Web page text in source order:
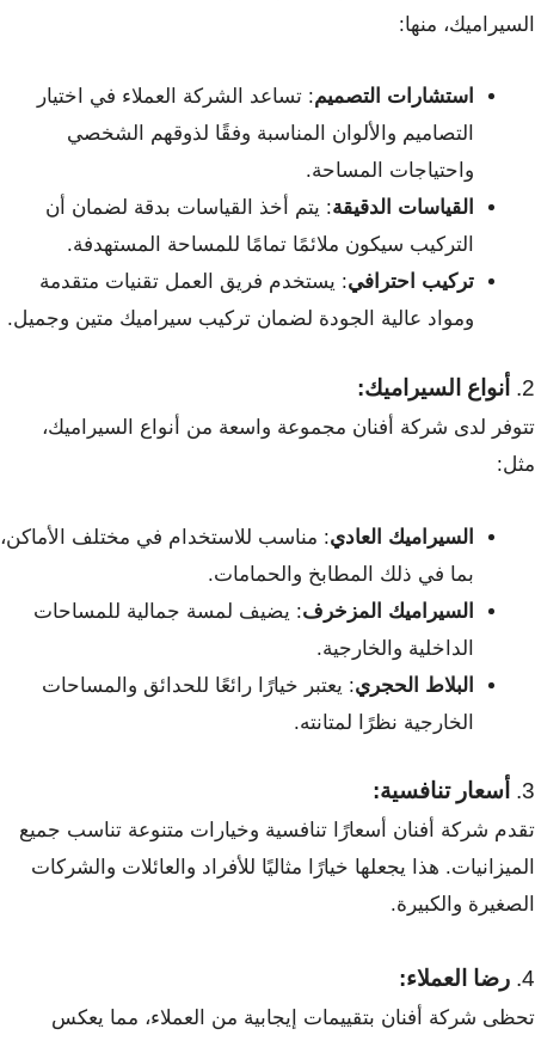
السيراميك، منها:
استشارات التصميم: تساعد الشركة العملاء في اختيار
التصاميم والألوان المناسبة وفقًا لذوقهم الشخصي
واحتياجات المساحة.
القياسات الدقيقة: يتم أخذ القياسات بدقة لضمان أن
التركيب سيكون ملائمًا تمامًا للمساحة المستهدفة.
تركيب احترافي: يستخدم فريق العمل تقنيات متقدمة
ومواد عالية الجودة لضمان تركيب سيراميك متين وجميل.
2. أنواع السيراميك:
تتوفر لدى شركة أفنان مجموعة واسعة من أنواع السيراميك،
مثل:
السيراميك العادي: مناسب للاستخدام في مختلف الأماكن،
بما في ذلك المطابخ والحمامات.
السيراميك المزخرف: يضيف لمسة جمالية للمساحات
الداخلية والخارجية.
البلاط الحجري: يعتبر خيارًا رائعًا للحدائق والمساحات
الخارجية نظرًا لمتانته.
3. أسعار تنافسية:
تقدم شركة أفنان أسعارًا تنافسية وخيارات متنوعة تناسب جميع
الميزانيات. هذا يجعلها خيارًا مثاليًا للأفراد والعائلات والشركات
الصغيرة والكبيرة.
4. رضا العملاء:
تحظى شركة أفنان بتقييمات إيجابية من العملاء، مما يعكس